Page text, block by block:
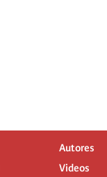
Autores
Videos